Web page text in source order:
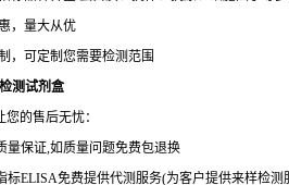
，量大从优
，可定制您需要检测范围
测试剂盒
的售后无忧：
量保证,如质量问题免费包退换
标ELISA免费提供代测服务(为客户提供来样检